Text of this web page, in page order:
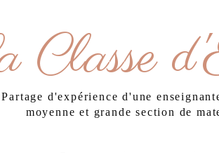
Classe
Partage d'expérience d'une
moyenne et grande section de